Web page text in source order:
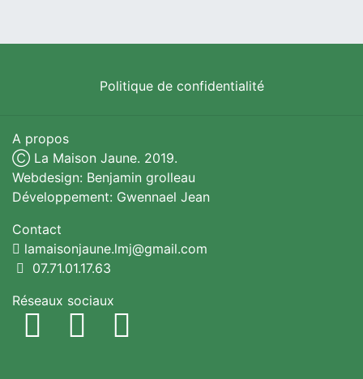
Politique de confidentialité
A propos
Ⓒ La Maison Jaune. 2019.
Webdesign: Benjamin grolleau
Développement: Gwennael Jean
Contact
lamaisonjaune.lmj@gmail.com
07.71.01.17.63
Réseaux sociaux